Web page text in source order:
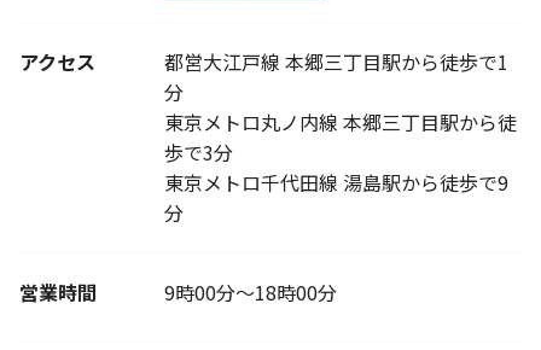
アクセス
都営大江戸線 本郷三丁目駅から徒歩で1
分
東京メトロ丸ノ内線 本郷三丁目駅から徒
歩で3分
東京メトロ千代田線 湯島駅から徒歩で9
分
営業時間 9時00分～18時00分